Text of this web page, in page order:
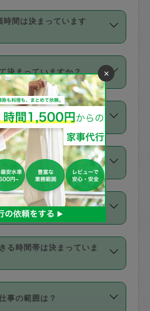
時間は決まっています
時間固定です。3時間を
場合は、延長機能をご
能をご利用いただくに
んに事前に相談し、合意
ことが必要です。な
っても、値引き等はござ
決まっていますか？
の中からタスカジさん自
設定しています。
価格設定には最初は制限
件数、レビューの平均
設定可能な最高額が上
みになっています。
てください
レジットカード（Visa／
EXPRESS／
みとなります。
録は、依頼リクエスト
力ください。プロフィー
力いただかなくても大
プリペイドカード（Vプ
など）は支払にはご利
いも対応していませ
に定期的にお願いする場
ト」と「定期（毎週｜
「定期」の依頼は「ス
な料金でご利用できま
数は設けていない代わ
えたキャンセルは有償
まれますか？
とは別途発生し、依頼
わせてお支払いとなり
額は「依頼の詳細」に
る時間帯は決まっていま
ります。いずれも１回あ
。
事の範囲は？
×